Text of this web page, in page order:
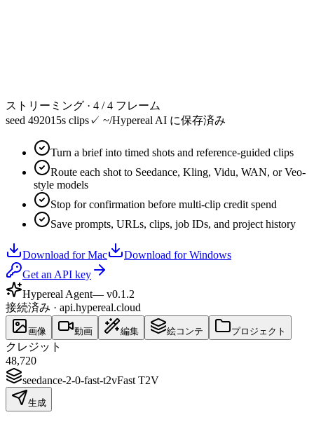
ストリーミング · 4 / 4 フレーム
seed 49201 5s clips✓ ~/Hypereal AI に保存済み
Turn a brief into timed shots and reference-guided clips
Route each shot to Seedance, Kling, Vidu, WAN, or Veo-
style models
Stop for confirmation before multi-clip credit spend
Save prompts, URLs, clips, job IDs, and project history
Download for Mac
Download for Windows
Get an API key
Hypereal Agent— v0.1.2
接続済み · api.hypereal.cloud
画像 動画 編集 絵コンテ プロジェクト
クレジット
48,720
seedance-2-0-fast-t2vFast T2V
生成